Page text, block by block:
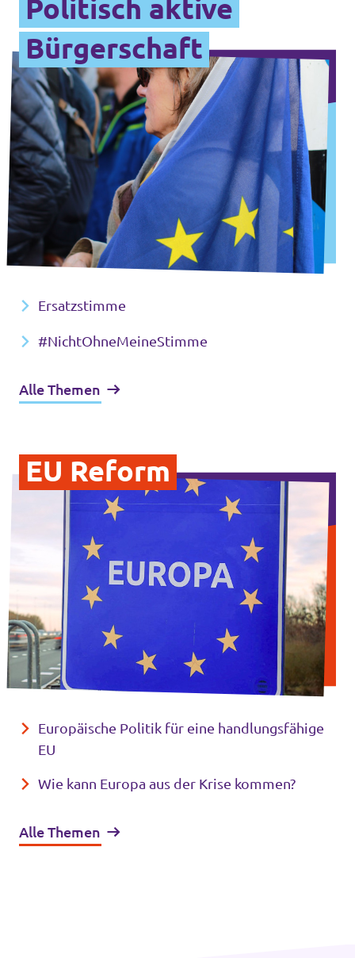
Politisch aktive
Bürgerschaft
Ersatzstimme
#NichtOhneMeineStimme
Alle Themen
EU Reform
Europäische Politik für eine handlungsfähige
EU
Wie kann Europa aus der Krise kommen?
Alle Themen